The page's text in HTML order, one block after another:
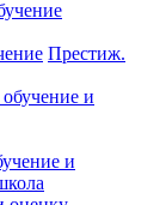
Престиж.
и